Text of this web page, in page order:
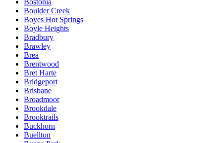
Boulder Creek
Boyes Hot Springs
Boyle Heights
Bradbury
Brawley
Brea
Brentwood
Bret Harte
Bridgeport
Brisbane
Broadmoor
Brookdale
Brooktrails
Buckhorn
Buellton